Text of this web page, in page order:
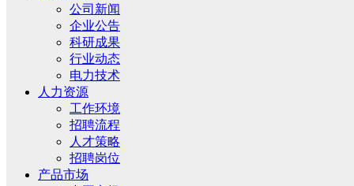
公司新闻
企业公告
科研成果
行业动态
电力技术
人力资源
工作环境
招聘流程
人才策略
招聘岗位
产品市场